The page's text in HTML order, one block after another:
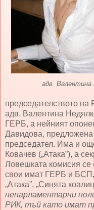
адв. Валентина
председателството
адв. Валентина
ГЕРБ, а нейният
Давидова,
председател. Има и
Ковачев („Атака”), а
Ловешката комисия се
свои имат ГЕРБ и
„Атака”, „Синята
непарламентарни
РИК, тъй като имат